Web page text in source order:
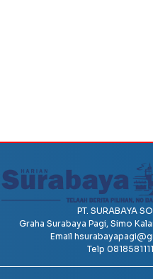
PT. SURABAYA
Graha Surabaya Pagi, Simo
Email
Telp 0818581111